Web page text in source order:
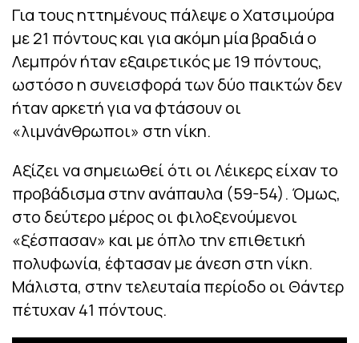
Για τους ηττημένους πάλεψε ο Χατσιμούρα
με 21 πόντους και για ακόμη μία βραδιά ο
Λεμπρόν ήταν εξαιρετικός με 19 πόντους,
ωστόσο η συνεισφορά των δύο παικτών δεν
ήταν αρκετή για να φτάσουν οι
«λιμνάνθρωποι» στη νίκη.
Αξίζει να σημειωθεί ότι οι Λέικερς είχαν το
προβάδισμα στην ανάπαυλα (59-54). Όμως,
στο δεύτερο μέρος οι φιλοξενούμενοι
«ξέσπασαν» και με όπλο την επιθετική
πολυφωνία, έφτασαν με άνεση στη νίκη.
Μάλιστα, στην τελευταία περίοδο οι Θάντερ
πέτυχαν 41 πόντους.